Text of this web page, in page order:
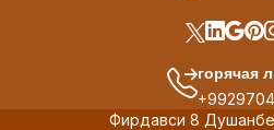
горячая
Фирдавси 8